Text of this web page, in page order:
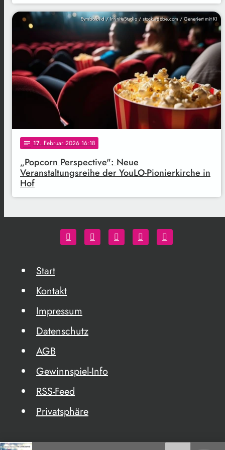
Symbolbild / InfiniteStudio / stock.adobe.com / Generiert mit KI
notes 17. Februar 2026 16:18
„Popcorn Perspective": Neue
Veranstaltungsreihe der YouLO-Pionierkirche in
Hof
Start
Kontakt
Impressum
Datenschutz
AGB
Gewinnspiel-Info
RSS-Feed
Privatsphäre